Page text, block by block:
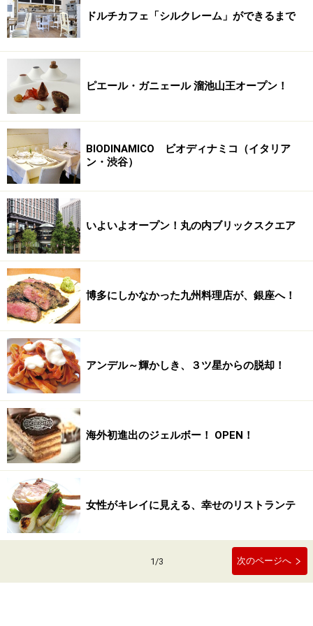
ドルチカフェ「シルクレーム」ができるまで
ピエール・ガニェール 溜池山王オープン！
BIODINAMICO ビオディナミコ（イタリア
ン・渋谷）
いよいよオープン！丸の内ブリックスクエア
博多にしかなかった九州料理店が、銀座へ！
アンデル～輝かしき、３ツ星からの脱却！
海外初進出のジェルボー！ OPEN！
女性がキレイに見える、幸せのリストランテ
1/3 次のページへ